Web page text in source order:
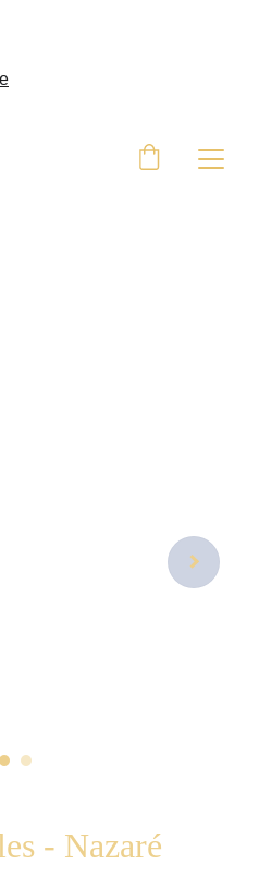
- Nazaré